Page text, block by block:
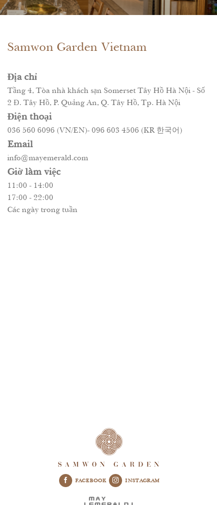
Samwon Garden Vietnam
Địa chỉ
Tầng 4, Tòa nhà khách sạn Somerset Tây Hồ Hà Nội - Số
2 Đ. Tây Hồ, P. Quảng An, Q. Tây Hồ, Tp. Hà Nội
Điện thoại
036 560 6096 (VN/EN)- 096 603 4506 (KR 한국어)
Email
info@mayemerald.com
Giờ làm việc
11:00 - 14:00
17:00 - 22:00
Các ngày trong tuần